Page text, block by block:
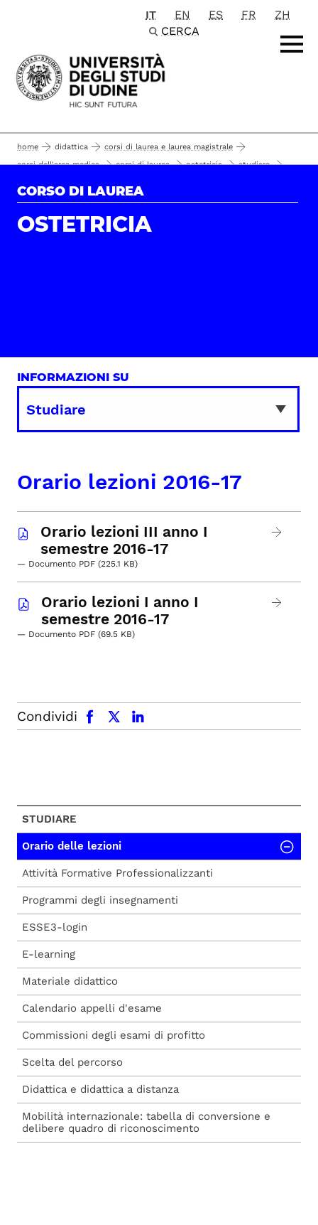
Passa al contenuto principale
IT EN ES FR
ZH
CERCA
home didattica
corsi di laurea e laurea magistrale
corsi dell'area medica
corsi di laurea ostetricia studiare
orario delle lezioni orario lezioni 2016-17
CORSO DI LAUREA
OSTETRICIA
INFORMAZIONI SU
Orario lezioni 2016-17
Orario lezioni III anno I
semestre 2016-17
— Documento PDF (225.1 KB)
Orario lezioni I anno I
semestre 2016-17
— Documento PDF (69.5 KB)
Condividi
facebook x.com linkedin
STUDIARE
Orario delle lezioni
Attività Formative Professionalizzanti
Programmi degli insegnamenti
ESSE3-login
E-learning
Materiale didattico
Calendario appelli d'esame
Commissioni degli esami di profitto
Scelta del percorso
Didattica e didattica a distanza
Mobilità internazionale: tabella di conversione e
delibere quadro di riconoscimento